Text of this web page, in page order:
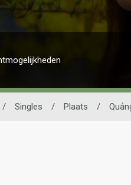
/ Singles / Plaats /